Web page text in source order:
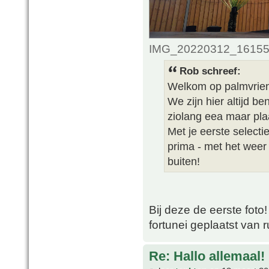
Rob schreef:
Welkom op
We zijn hier altijd
ziolang eea maar
Met je eerste
prima - met het
buiten!
Bij deze de eerste
fortunei geplaatst van
Re: Hallo allemaal!